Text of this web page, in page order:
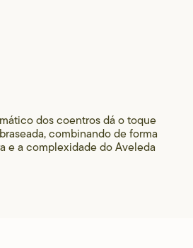
dos coentros dá o toque
combinando de forma
e a complexidade do Aveleda